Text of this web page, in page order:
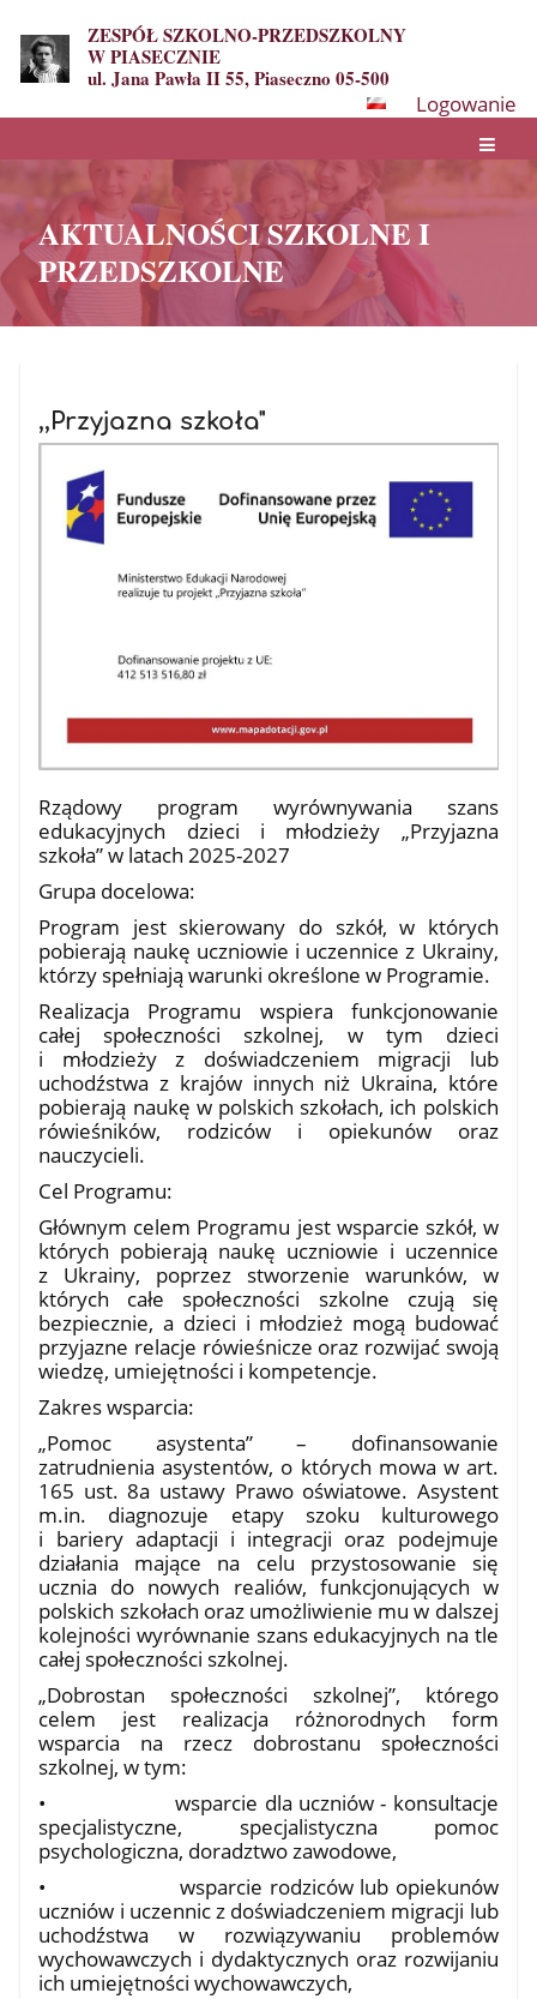
ZESPÓŁ SZKOLNO-PRZEDSZKOLNY
W PIASECZNIE
ul. Jana Pawła II 55, Piaseczno 05-500
Logowanie
AKTUALNOŚCI SZKOLNE I
PRZEDSZKOLNE
SZKOLNE
PRZEDSZKOLNE
,,Przyjazna szkoła"
Rządowy program wyrównywania szans
edukacyjnych dzieci i młodzieży „Przyjazna
szkoła” w latach 2025-2027
Grupa docelowa:
Program jest skierowany do szkół, w których
pobierają naukę uczniowie i uczennice z Ukrainy,
którzy spełniają warunki określone w Programie.
Realizacja Programu wspiera funkcjonowanie
całej społeczności szkolnej, w tym dzieci
i młodzieży z doświadczeniem migracji lub
uchodźstwa z krajów innych niż Ukraina, które
pobierają naukę w polskich szkołach, ich polskich
rówieśników, rodziców i opiekunów oraz
nauczycieli.
Cel Programu:
Głównym celem Programu jest wsparcie szkół, w
których pobierają naukę uczniowie i uczennice
z Ukrainy, poprzez stworzenie warunków, w
których całe społeczności szkolne czują się
bezpiecznie, a dzieci i młodzież mogą budować
przyjazne relacje rówieśnicze oraz rozwijać swoją
wiedzę, umiejętności i kompetencje.
Zakres wsparcia:
„Pomoc asystenta” – dofinansowanie
zatrudnienia asystentów, o których mowa w art.
165 ust. 8a ustawy Prawo oświatowe. Asystent
m.in. diagnozuje etapy szoku kulturowego
i bariery adaptacji i integracji oraz podejmuje
działania mające na celu przystosowanie się
ucznia do nowych realiów, funkcjonujących w
polskich szkołach oraz umożliwienie mu w dalszej
kolejności wyrównanie szans edukacyjnych na tle
całej społeczności szkolnej.
„Dobrostan społeczności szkolnej”, którego
celem jest realizacja różnorodnych form
wsparcia na rzecz dobrostanu społeczności
szkolnej, w tym:
•
wsparcie dla uczniów - konsultacje
specjalistyczne, specjalistyczna pomoc
psychologiczna, doradztwo zawodowe,
•
wsparcie rodziców lub opiekunów
uczniów i uczennic z doświadczeniem migracji lub
uchodźstwa w rozwiązywaniu problemów
wychowawczych i dydaktycznych oraz rozwijaniu
ich umiejętności wychowawczych,